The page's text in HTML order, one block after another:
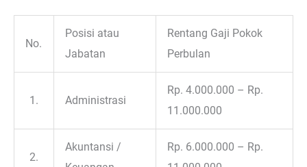
No.
Posisi atau
Jabatan
Rentang Gaji Pokok
Perbulan
1. Administrasi
Rp. 4.000.000 – Rp.
11.000.000
2.
Akuntansi /
Rp. 6.000.000 – Rp.